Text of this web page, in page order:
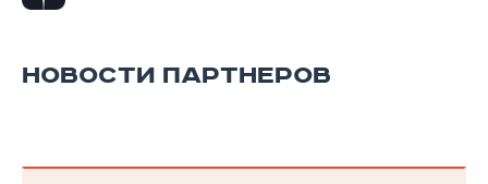
НОВОСТИ ПАРТНЕРОВ